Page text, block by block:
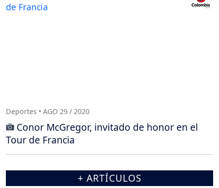
Deportes • AGO 29 / 2020
Conor McGregor, invitado de honor en el
Tour de Francia
+ ARTÍCULOS